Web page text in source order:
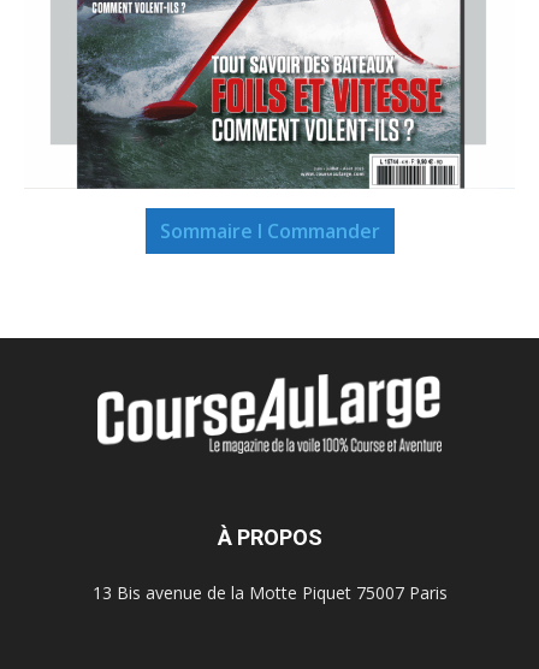
Sommaire I Commander
À PROPOS
13 Bis avenue de la Motte Piquet 75007 Paris